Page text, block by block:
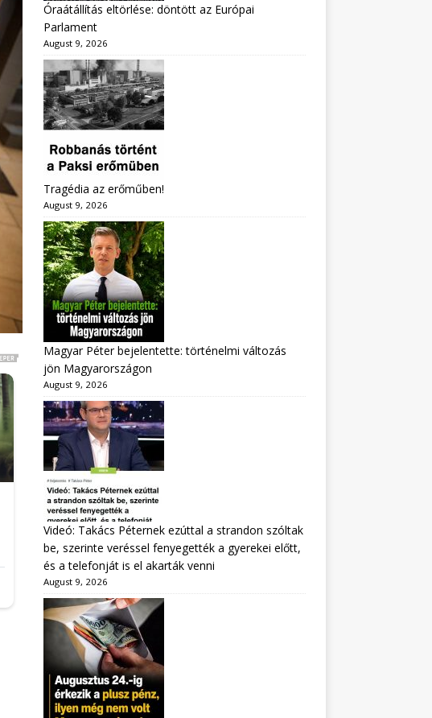
Óraátállítás eltörlése: döntött az Európai
Parlament
August 9, 2026
Tragédia az erőműben!
August 9, 2026
Magyar Péter bejelentette: történelmi változás
jön Magyarországon
August 9, 2026
Videó: Takács Péternek ezúttal a strandon szóltak
be, szerinte veréssel fenyegették a gyerekei előtt,
és a telefonját is el akarták venni
August 9, 2026